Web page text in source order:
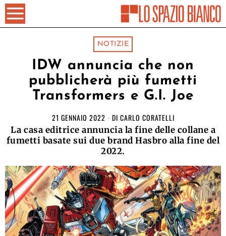
NOTIZIE
IDW annuncia che non
pubblicherà più fumetti
Transformers e G.I. Joe
21 GENNAIO 2022 DI CARLO CORATELLI
La casa editrice annuncia la fine delle collane a
fumetti basate sui due brand Hasbro alla fine del
2022.